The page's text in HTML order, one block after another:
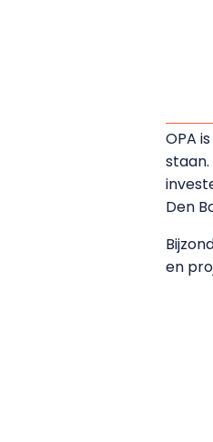
OPA
Den
en